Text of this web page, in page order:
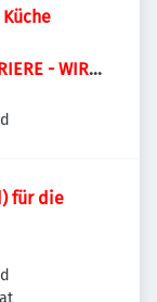
- WIR
für die